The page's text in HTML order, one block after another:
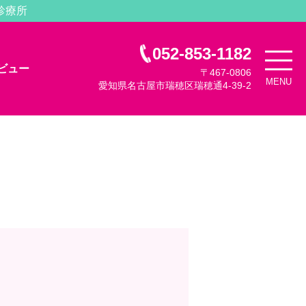
療所
ュー
052-853-1182
〒467-0806
愛知県名古屋市瑞穂区瑞穂通4-39-2
MENU